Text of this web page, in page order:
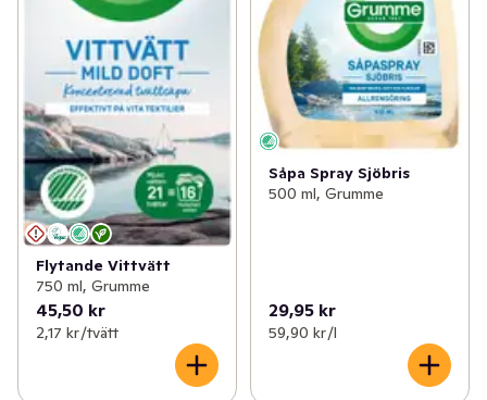
Flytande Vittvätt
750 ml, Grumme
45,50 kr
2,17 kr /tvätt
Såpa Spray Sjöbris
500 ml, Grumme
29,95 kr
59,90 kr /l